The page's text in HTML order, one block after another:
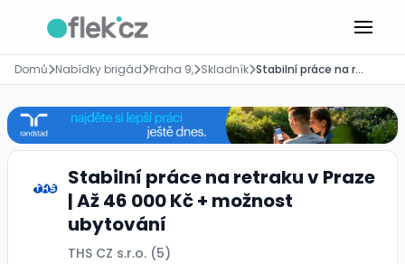
Domů Nabídky brigád Praha 9, Skladník Stabilní práce na retraku v Praze | Až 46 000 Kč + možnost ubytování
Stabilní práce na retraku v Praze
| Až 46 000 Kč + možnost
ubytování
THS CZ s.r.o. (5)